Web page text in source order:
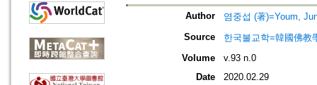
Author
염중섭 (著)=Youm,
Source
한국불교학=韓國佛教
Volume
v.93 n.0
Date
2020.02.29